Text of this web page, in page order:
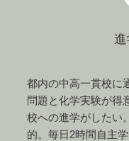
都内の中高一貫校に
問題と化学実験が得
校への進学がしたい
的。毎日2時間自主